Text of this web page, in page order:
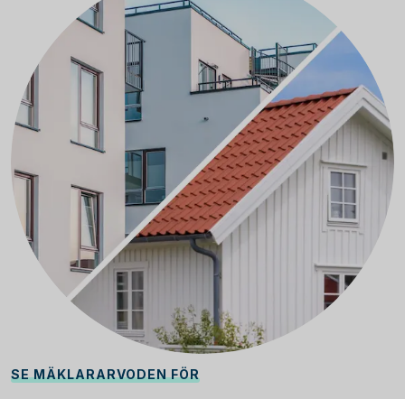
SE MÄKLARARVODEN FÖR